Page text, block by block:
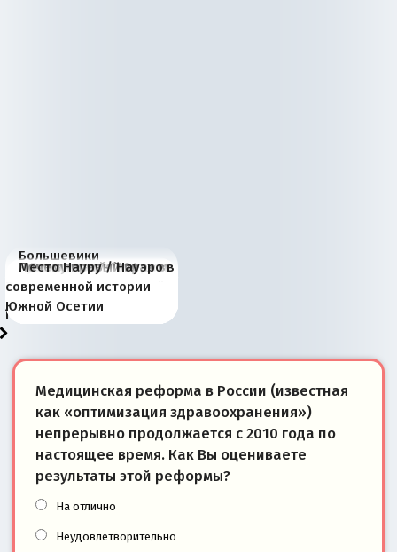
Большевики
отличаются от «Яблока»
тем, что они -
победители
Киевская марионетка
Запада рассказала о
«переобувании» хозяев
В России назрели
перемены: 15 шагов к
суверенной экономике
Миграционный пожар
Европы
Россия начинает
сбрасывать балласт
Анкориджа
Россия зимой 1904
года: первые уступки во
внутренней политике
Русская нация вчера и
сегодня
Почему правый крах в
Варшаве не поможет её
отношениям с Россией?
Место Науру / Науэро в
современной истории
Южной Осетии
Медицинская реформа в России (известная
как «оптимизация здравоохранения»)
непрерывно продолжается с 2010 года по
настоящее время. Как Вы оцениваете
результаты этой реформы?
На отлично
Неудовлетворительно